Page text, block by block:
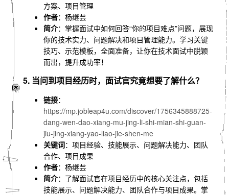
方案、项目管理
作者：杨继芸
简介：掌握面试中如何回答“你的项目难点”问题，展现
你的技术实力、问题解决和项目管理能力。学习关键
技巧、示范模板，全面准备，让你在技术面试中脱颖
而出，提升成功率！
5. 当问到项目经历时，面试官究竟想要了解什么？
链接：
https://mp.jobleap4u.com/discover/1756345888725-
dang-wen-dao-xiang-mu-jing-li-shi-mian-shi-guan-
jiu-jing-xiang-yao-liao-jie-shen-me
关键词：项目经验、技能展示、问题解决能力、团队
合作、项目成果
作者：杨继芸
简介：了解面试官在项目经历中的核心关注点，包括
技能展示、问题解决能力、团队合作与项目成果。掌